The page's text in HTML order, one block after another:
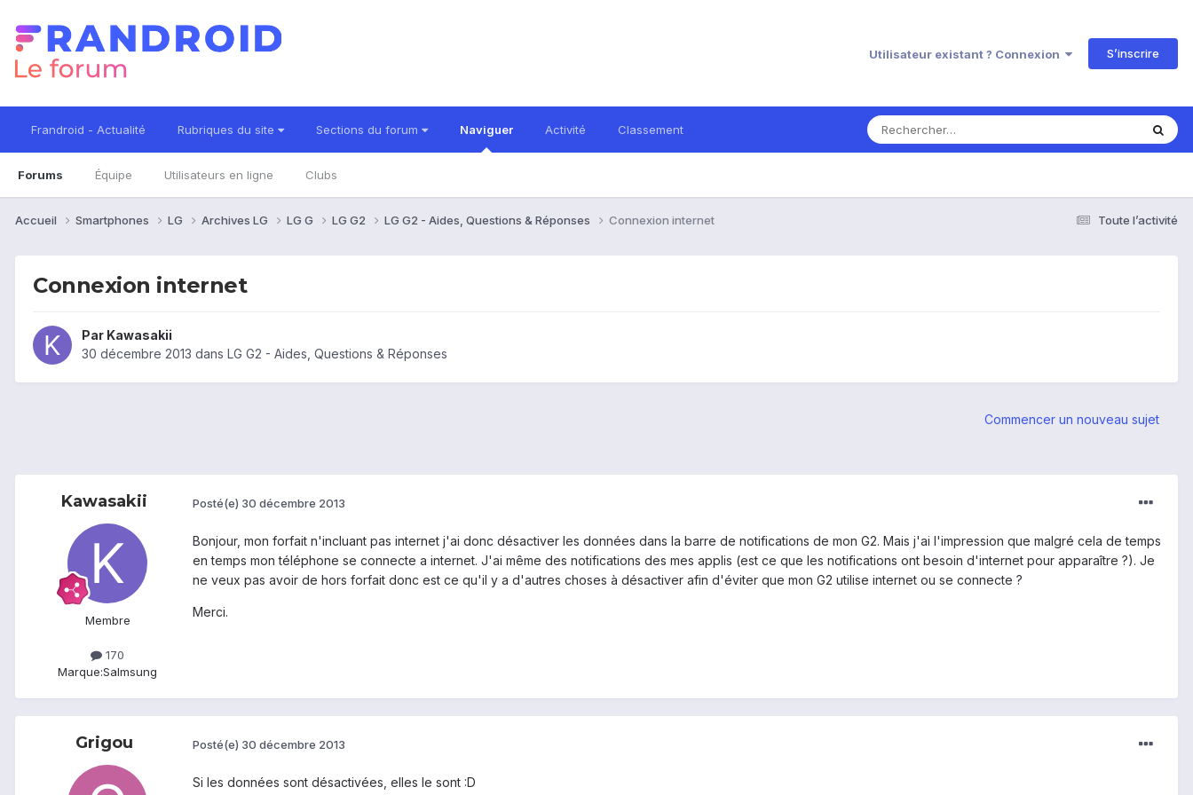
Utilisateur existant ? Connexion S’inscrire
Frandroid - Actualité Rubriques du site Sections du forum Naviguer
Forums Équipe Utilisateurs en ligne Clubs
Activité Classement
Toute l’activité
Accueil Smartphones LG Archives LG LG G LG G2 LG G2 - Aides, Questions & Réponses Connexion internet
Connexion internet
Par Kawasakii
30 décembre 2013 dans LG G2 - Aides, Questions & Réponses
Commencer un nouveau sujet
Kawasakii
Membre
170
Marque:Salmsung
Posté(e) 30 décembre 2013
Bonjour, mon forfait n'incluant pas internet j'ai donc désactiver les données dans la barre de notifications de mon G2. Mais j'ai l'impression que malgré cela de temps
en temps mon téléphone se connecte a internet. J'ai même des notifications des mes applis (est ce que les notifications ont besoin d'internet pour apparaître ?). Je
ne veux pas avoir de hors forfait donc est ce qu'il y a d'autres choses à désactiver afin d'éviter que mon G2 utilise internet ou se connecte ?
Merci.
Grigou Posté(e) 30 décembre 2013
Si les données sont désactivées, elles le sont :D